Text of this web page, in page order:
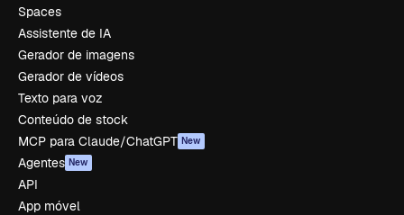
Spaces
Assistente de IA
Gerador de imagens
Gerador de vídeos
Texto para voz
Conteúdo de stock
MCP para Claude/ChatGPT New
Agentes New
API
App móvel